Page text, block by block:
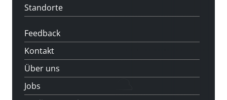
Standorte
Feedback
Kontakt
Über uns
Jobs